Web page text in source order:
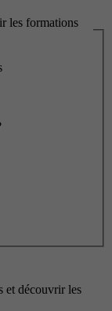
les formations
et découvrir les